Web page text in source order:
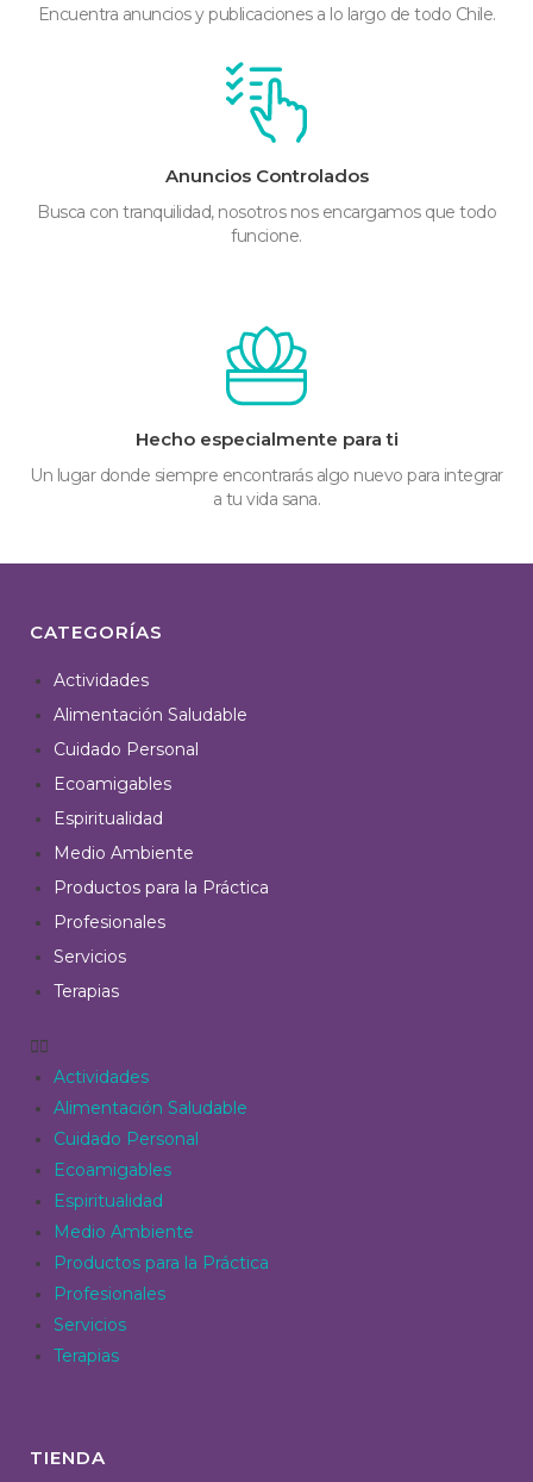
Encuentra anuncios y publicaciones a lo largo de todo Chile.
Anuncios Controlados
Busca con tranquilidad, nosotros nos encargamos que todo
funcione.
Hecho especialmente para ti
Un lugar donde siempre encontrarás algo nuevo para integrar
a tu vida sana.
CATEGORÍAS
Actividades
Alimentación Saludable
Cuidado Personal
Ecoamigables
Espiritualidad
Medio Ambiente
Productos para la Práctica
Profesionales
Servicios
Terapias
Actividades
Alimentación Saludable
Cuidado Personal
Ecoamigables
Espiritualidad
Medio Ambiente
Productos para la Práctica
Profesionales
Servicios
Terapias
TIENDA